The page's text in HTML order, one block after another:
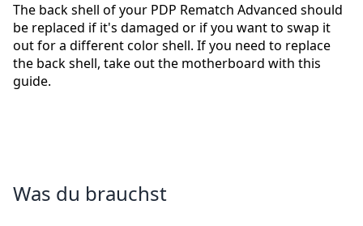
The back shell of your PDP Rematch Advanced should
be replaced if it's damaged or if you want to swap it
out for a different color shell. If you need to replace
the back shell, take out the motherboard with this
guide.
Was du brauchst